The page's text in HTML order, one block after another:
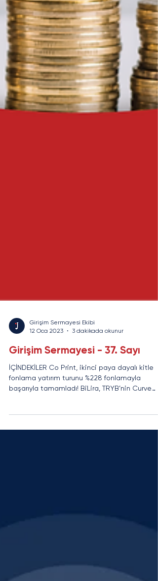
12 Oca 2023
3 dakikada okunur
Girişim Sermayesi - 37. Sayı
İÇİNDEKİLER Co Print, ikinci paya dayalı kitle
Finance...